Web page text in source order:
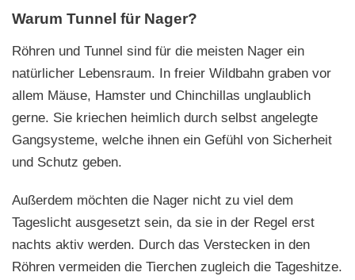
Warum Tunnel für Nager?
Röhren und Tunnel sind für die meisten Nager ein
natürlicher Lebensraum. In freier Wildbahn graben vor
allem Mäuse, Hamster und Chinchillas unglaublich
gerne. Sie kriechen heimlich durch selbst angelegte
Gangsysteme, welche ihnen ein Gefühl von Sicherheit
und Schutz geben.
Außerdem möchten die Nager nicht zu viel dem
Tageslicht ausgesetzt sein, da sie in der Regel erst
nachts aktiv werden. Durch das Verstecken in den
Röhren vermeiden die Tierchen zugleich die Tageshitze.